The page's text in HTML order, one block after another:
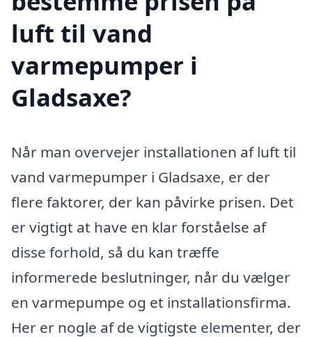
luft til vand
varmepumper i
Gladsaxe?
Når man overvejer installationen af luft til
vand varmepumper i Gladsaxe, er der
flere faktorer, der kan påvirke prisen. Det
er vigtigt at have en klar forståelse af
disse forhold, så du kan træffe
informerede beslutninger, når du vælger
en varmepumpe og et installationsfirma.
Her er nogle af de vigtigste elementer, der